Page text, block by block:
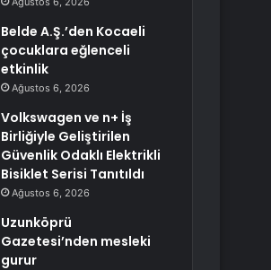
Belde A.Ş.’den Kocaeli
çocuklara eğlenceli
etkinlik
Ağustos 6, 2026
Volkswagen ve n+ İş
Birliğiyle Geliştirilen
Güvenlik Odaklı Elektrikli
Bisiklet Serisi Tanıtıldı
Ağustos 6, 2026
Uzunköprü
Gazetesi’nden mesleki
gurur